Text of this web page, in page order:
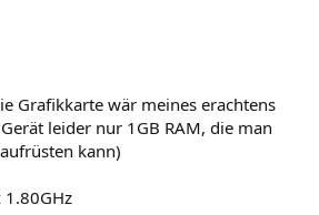
Grafikkarte wär meines erachtens
leider nur 1GB RAM, die man
kann)
1.80GHz